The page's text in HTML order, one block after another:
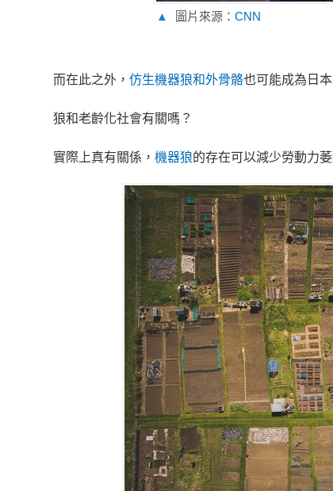
▲ 圖片來源： CNN
而在此之外， 仿生機器狼和外骨骼也可能成為日
狼和老齡化社會有關嗎？
實際上真有關係， 機器狼的存在可以減少勞動力